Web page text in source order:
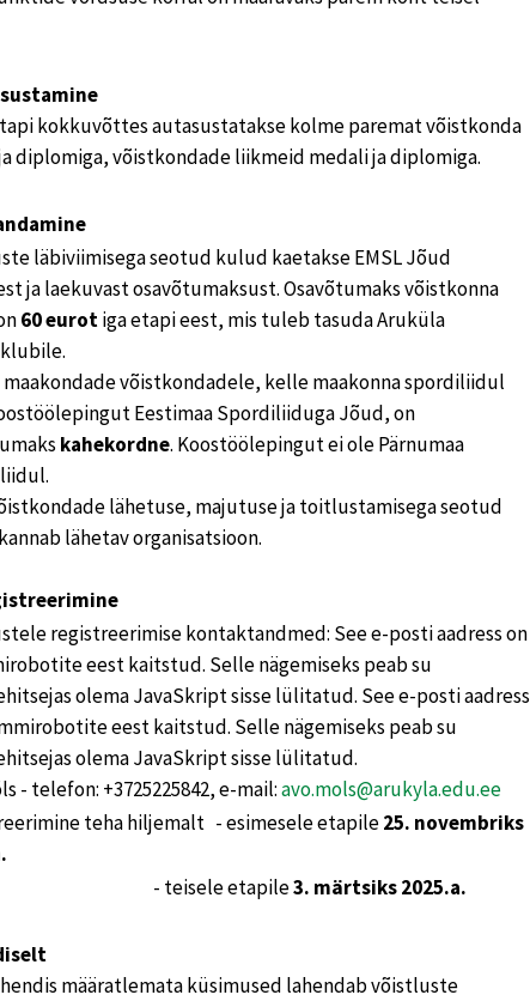
kokkuvõttes autasustatakse kolme paremat võistkonda
diplomiga, võistkondade liikmeid medali ja diplomiga.
läbiviimisega seotud kulud kaetakse EMSL Jõud
ja laekuvast osavõtumaksust. Osavõtumaks võistkonna
60 eurotiga etapi eest, mis tuleb tasuda Aruküla
maakondade võistkondadele, kelle maakonna spordiliidul
Eestimaa Spordiliiduga Jõud, on
kahekordne. Koostöölepingut ei ole Pärnumaa
lähetuse, majutuse ja toitlustamisega seotud
lähetav organisatsioon.
registreerimise kontaktandmed: See e-posti aadress on
eest kaitstud. Selle nägemiseks peab su
olema JavaSkript sisse lülitatud. See e-posti aadress
eest kaitstud. Selle nägemiseks peab su
olema JavaSkript sisse lülitatud.
- telefon: +3725225842, e-mail:avo.mols@arukyla.edu.ee
teha hiljemalt - esimesele etapile25. novembriks
etapile3. märtsiks 2025.a.
määratlemata küsimused lahendab võistluste